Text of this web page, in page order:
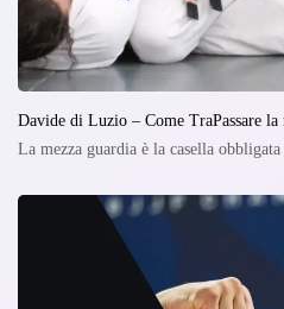
Davide di Luzio – Come TraPassare la
La mezza guardia è la casella